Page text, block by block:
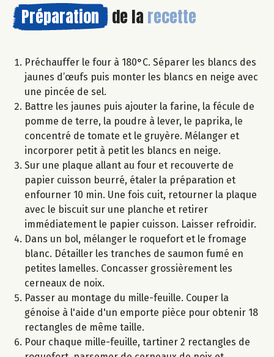
Préparation de la recette
Préchauffer le four à 180°C. Séparer les blancs des
jaunes d’œufs puis monter les blancs en neige avec
une pincée de sel.
Battre les jaunes puis ajouter la farine, la fécule de
pomme de terre, la poudre à lever, le paprika, le
concentré de tomate et le gruyère. Mélanger et
incorporer petit à petit les blancs en neige.
Sur une plaque allant au four et recouverte de
papier cuisson beurré, étaler la préparation et
enfourner 10 min. Une fois cuit, retourner la plaque
avec le biscuit sur une planche et retirer
immédiatement le papier cuisson. Laisser refroidir.
Dans un bol, mélanger le roquefort et le fromage
blanc. Détailler les tranches de saumon fumé en
petites lamelles. Concasser grossièrement les
cerneaux de noix.
Passer au montage du mille-feuille. Couper la
génoise à l'aide d'un emporte pièce pour obtenir 18
rectangles de même taille.
Pour chaque mille-feuille, tartiner 2 rectangles de